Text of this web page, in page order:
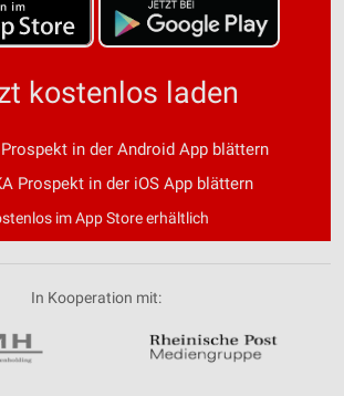
kostenlos laden
Prospekt in der Android App blättern
Prospekt in der iOS App blättern
im App Store erhältlich
In Kooperation mit: